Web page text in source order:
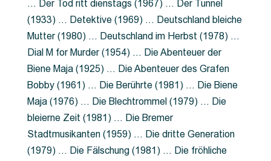
… Der Tod ritt dienstags (1967) … Der Tunnel
(1933) … Detektive (1969) … Deutschland bleiche
Mutter (1980) … Deutschland im Herbst (1978) …
Dial M for Murder (1954) … Die Abenteuer der
Biene Maja (1925) … Die Abenteuer des Grafen
Bobby (1961) … Die Berührte (1981) … Die Biene
Maja (1976) … Die Blechtrommel (1979) … Die
bleierne Zeit (1981) … Die Bremer
Stadtmusikanten (1959) … Die dritte Generation
(1979) … Die Fälschung (1981) … Die fröhliche